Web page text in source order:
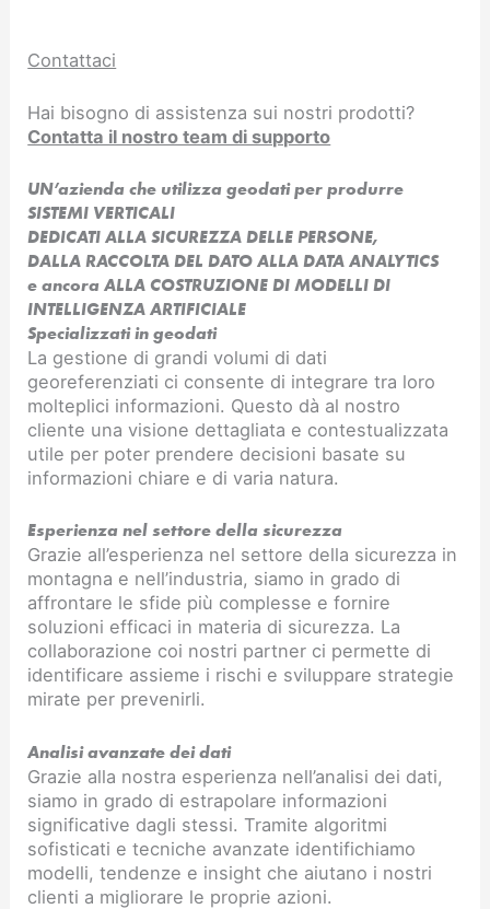
Contattaci
Hai bisogno di assistenza sui nostri prodotti?
Contatta il nostro team di supporto
UN’azienda che utilizza geodati per produrre
SISTEMI VERTICALI
DEDICATI ALLA SICUREZZA DELLE PERSONE,
DALLA RACCOLTA DEL DATO ALLA DATA ANALYTICS
e ancora ALLA COSTRUZIONE DI MODELLI DI
INTELLIGENZA ARTIFICIALE​
Specializzati in geodati
La gestione di grandi volumi di dati
georeferenziati ci consente di integrare tra loro
molteplici informazioni. Questo dà al nostro
cliente una visione dettagliata e contestualizzata
utile per poter prendere decisioni basate su
informazioni chiare e di varia natura.
Esperienza nel settore della sicurezza
Grazie all’esperienza nel settore della sicurezza in
montagna e nell’industria, siamo in grado di
affrontare le sfide più complesse e fornire
soluzioni efficaci in materia di sicurezza. La
collaborazione coi nostri partner ci permette di
identificare assieme i rischi e sviluppare strategie
mirate per prevenirli.
Analisi avanzate dei dati
Grazie alla nostra esperienza nell’analisi dei dati,
siamo in grado di estrapolare informazioni
significative dagli stessi. Tramite algoritmi
sofisticati e tecniche avanzate identifichiamo
modelli, tendenze e insight che aiutano i nostri
clienti a migliorare le proprie azioni.